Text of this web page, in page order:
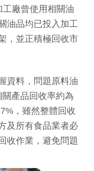
工廠曾使用相關油
油品均已投入加工
，並正積極回收市
資料，問題原料油
產品回收率約為
，雖然整體回收
及所有食品業者必
收作業，避免問題